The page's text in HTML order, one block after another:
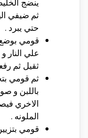
ثم ضيفي
حتي يبرد .
قومي بوضع
علي
ثقيل ثم
ثم قومي
باللبن و
الاخري
الملونه .
قومي